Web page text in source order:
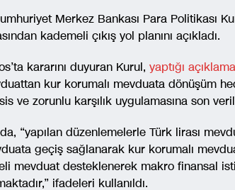
Merkez Bankası Para Politikası
kademeli çıkış yol planını açıkladı.
kararını duyuran Kurul, yaptığı
kur korumalı mevduata dönüşüm
ve zorunlu karşılık uygulamasına son
“yapılan düzenlemelerle Türk lirası
geçiş sağlanarak kur korumalı
mevduat desteklenerek makro finansal
ifadeleri kullanıldı.